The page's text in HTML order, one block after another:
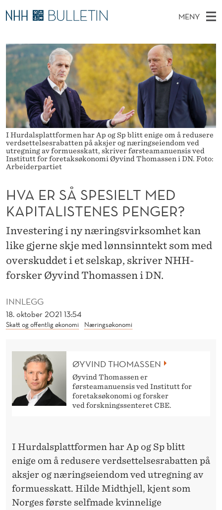
H
V
A
E
R
S
Å
S
P
E
S
E
L
T
M
E
D
MENY
O
V
E
D
M
E
N
Y
Ø
K
I
N
T
T
E
D
T
Stipendiater og nye forskerprofiler
Disputaser
Ekspertutvalg
Om Bulletin
I Hurdalsplattformen har Ap og Sp blitt enige om å redusere
verdsettelsesrabatten på aksjer og næringseiendom ved
utregning av formuesskatt, skriver førsteamanuensis ved
Institutt for foretaksøkonomi Øyvind Thomassen i DN. Foto:
Arbeiderpartiet
INNLEGG
18. oktober 2021 13:54
Skatt og offentlig økonomi Næringsøkonomi
HVA ER SÅ SPESIELT MED
KAPITALISTENES PENGER?
Investering i ny næringsvirksomhet kan
like gjerne skje med lønnsinntekt som med
overskuddet i et selskap, skriver NHH-
forsker Øyvind Thomassen i DN.
ØYVIND THOMASSEN
Øyvind Thomassen er
førsteamanuensis ved Institutt for
foretaksøkonomi og forsker
ved forskningssenteret CBE.
I Hurdalsplattformen har Ap og Sp blitt
enige om å redusere verdsettelsesrabatten på
aksjer og næringseiendom ved utregning av
formuesskatt. Hilde Midthjell, kjent som
Norges første selfmade kvinnelige